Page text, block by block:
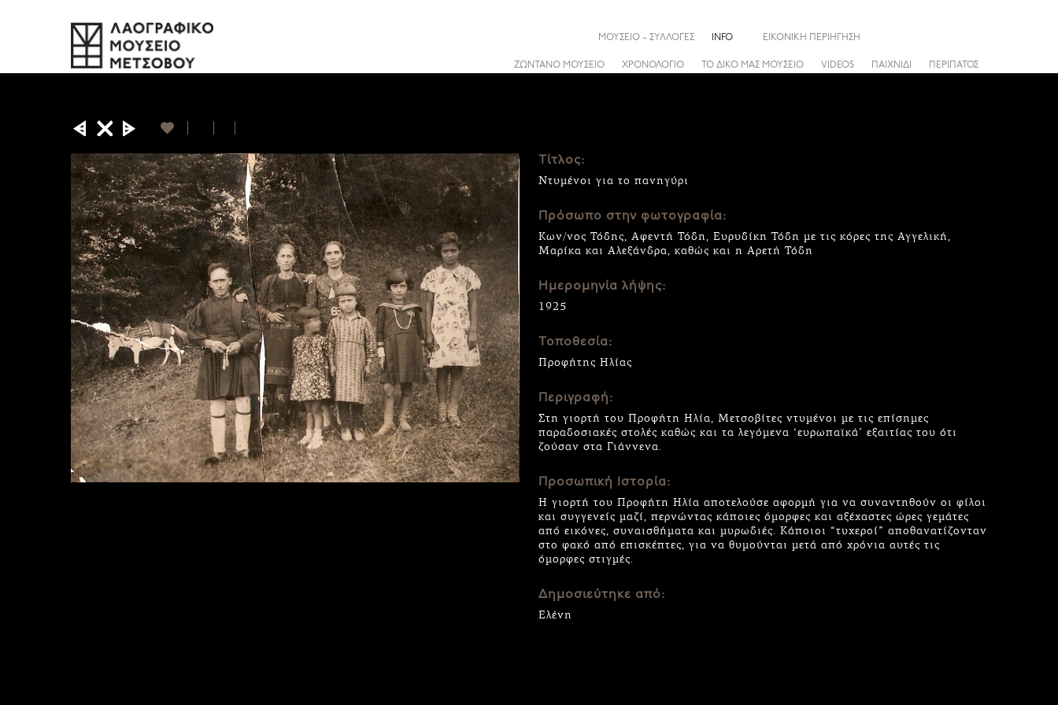
ΖΩΝΤΑΝΟ ΜΟΥΣΕΙΟ ΧΡΟΝΟΛΟΓΙΟ ΤΟ ΔΙΚΟ ΜΑΣ ΜΟΥΣΕΙΟ VIDEOS ΠΑΙΧΝΙΔΙ ΠΕΡΙΠΑΤΟΣ
ΜΟΥΣΕΙΟ – ΣΥΛΛΟΓΕΣ INFO ΕΙΚΟΝΙΚΗ ΠΕΡΙΗΓΗΣΗ
Τίτλος:
Ντυμένοι για το πανηγύρι
Πρόσωπο στην φωτογραφία:
Κων/νος Τόδης, Αφεντή Τόδη, Ευρυδίκη Τόδη με τις κόρες της Αγγελική,
Μαρίκα και Αλεξάνδρα, καθώς και η Αρετή Τόδη
Ημερομηνία λήψης:
1925
Τοποθεσία:
Προφήτης Ηλίας
Περιγραφή:
Στη γιορτή του Προφήτη Ηλία, Μετσοβίτες ντυμένοι με τις επίσημες
παραδοσιακές στολές καθώς και τα λεγόμενα ‘ευρωπαϊκά’ εξαιτίας του ότι
ζούσαν στα Γιάννενα.
Προσωπική Ιστορία:
Η γιορτή του Προφήτη Ηλία αποτελούσε αφορμή για να συναντηθούν οι φίλοι
και συγγενείς μαζί, περνώντας κάποιες όμορφες και αξέχαστες ώρες γεμάτες
από εικόνες, συναισθήματα και μυρωδιές. Κάποιοι “τυχεροί” αποθανατίζονταν
στο φακό από επισκέπτες, για να θυμούνται μετά από χρόνια αυτές τις
όμορφες στιγμές.
Δημοσιεύτηκε από:
Ελένη